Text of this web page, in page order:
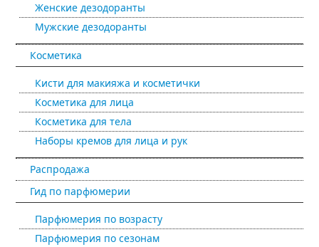
Женские дезодоранты
Мужские дезодоранты
Косметика
Кисти для макияжа и косметички
Косметика для лица
Косметика для тела
Наборы кремов для лица и рук
Распродажа
Гид по парфюмерии
Парфюмерия по возрасту
Парфюмерия по сезонам